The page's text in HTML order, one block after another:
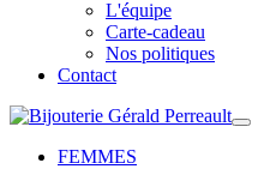
L'équipe
Carte-cadeau
Nos politiques
Contact
FEMMES